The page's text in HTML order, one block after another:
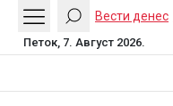
Вести денес
Петок, 7. Август 2026.